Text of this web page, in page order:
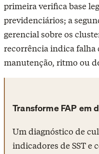
primeira verifica base
previdenciários; a
gerencial sobre os
recorrência indica falha
manutenção, ritmo ou
Transforme FAP em
Um diagnóstico de
indicadores de SST e